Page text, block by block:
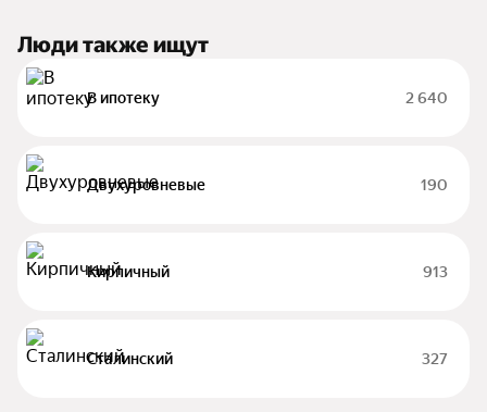
Люди также ищут
В ипотеку 2 640
Двухуровневые 190
Кирпичный 913
Сталинский 327